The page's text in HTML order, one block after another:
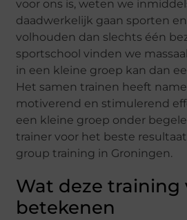
voor ons is, weten we
daadwerkelijk gaan sporten
volhouden dan slechts één
sportschool vinden we
in een kleine groep kan dan
Het samen trainen heeft
motiverend en stimulerend
een kleine groep onder
trainer voor het beste
group training in Groningen.
Wat deze training
betekenen